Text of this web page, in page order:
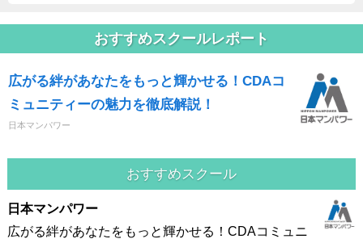
おすすめスクールレポート
広がる絆があなたをもっと輝かせる！CDAコ
ミュニティーの魅力を徹底解説！
日本マンパワー
おすすめスクール
日本マンパワー
広がる絆があなたをもっと輝かせる！CDAコミュニ